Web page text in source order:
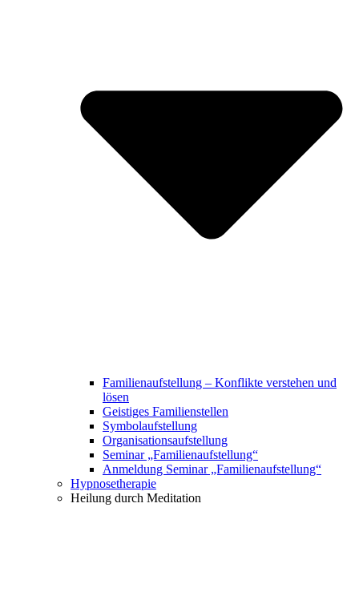
Familienaufstellung – Konflikte verstehen und
lösen
Geistiges Familienstellen
Symbolaufstellung
Organisationsaufstellung
Seminar „Familienaufstellung“
Anmeldung Seminar „Familienaufstellung“
Hypnosetherapie
Heilung durch Meditation